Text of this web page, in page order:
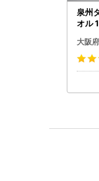
泉州
オル
大阪